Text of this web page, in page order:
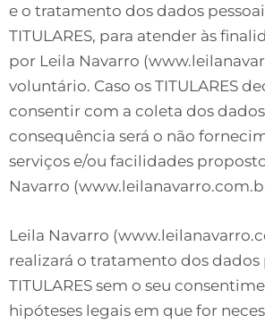
e o tratamento dos dados
TITULARES, para atender às
por Leila Navarro
voluntário. Caso os TITULARES
consentir com a coleta dos
consequência será o não
serviços e/ou facilidades
Navarro
Leila Navarro
realizará o tratamento dos dados
TITULARES sem o seu
hipóteses legais em que for